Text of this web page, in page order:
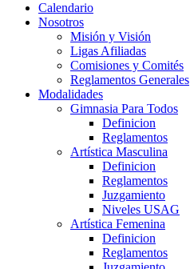
Calendario
Nosotros
Misión y Visión
Ligas Afiliadas
Comisiones y Comités
Reglamentos Generales
Modalidades
Gimnasia Para Todos
Definicion
Reglamentos
Artística Masculina
Definicion
Reglamentos
Juzgamiento
Niveles USAG
Artística Femenina
Definicion
Reglamentos